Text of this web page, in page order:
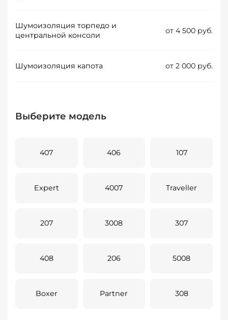
Шумоизоляция торпедо и
центральной консоли
от 4 500 руб.
Шумоизоляция капота от 2 000 руб.
Выберите модель
407 406 107
Expert 4007 Traveller
207 3008 307
408 206 5008
Boxer Partner 308